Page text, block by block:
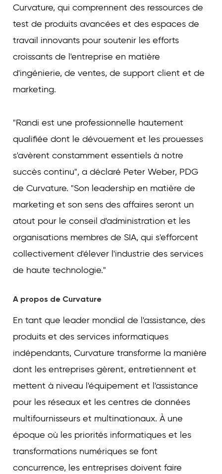
Curvature, qui comprennent des ressources de
test de produits avancées et des espaces de
travail innovants pour soutenir les efforts
croissants de l'entreprise en matière
d'ingénierie, de ventes, de support client et de
marketing.
"Randi est une professionnelle hautement
qualifiée dont le dévouement et les prouesses
s'avèrent constamment essentiels à notre
succès continu", a déclaré Peter Weber, PDG
de Curvature. "Son leadership en matière de
marketing et son sens des affaires seront un
atout pour le conseil d'administration et les
organisations membres de SIA, qui s'efforcent
collectivement d'élever l'industrie des services
de haute technologie."
A propos de Curvature
En tant que leader mondial de l'assistance, des
produits et des services informatiques
indépendants, Curvature transforme la manière
dont les entreprises gèrent, entretiennent et
mettent à niveau l'équipement et l'assistance
pour les réseaux et les centres de données
multifournisseurs et multinationaux. À une
époque où les priorités informatiques et les
transformations numériques se font
concurrence, les entreprises doivent faire